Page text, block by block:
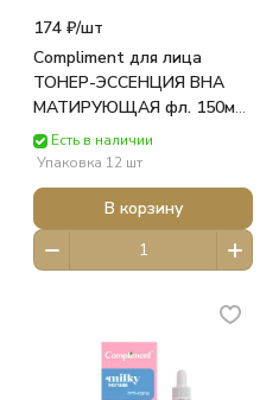
174 ₽/шт
Compliment для лица
ТОНЕР-ЭССЕНЦИЯ BHA
МАТИРУЮЩАЯ фл. 150мл
919333 ТИМЕКС
Есть в наличии
Упаковка 12 шт
В корзину